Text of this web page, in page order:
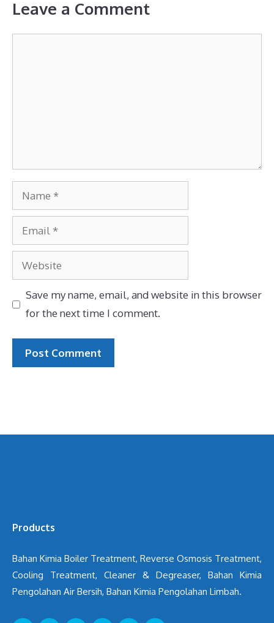
Leave a Comment
Save my name, email, and website in this browser
for the next time I comment.
Products
Bahan Kimia Boiler Treatment, Reverse Osmosis Treatment,
Cooling Treatment, Cleaner & Degreaser, Bahan Kimia
Pengolahan Air Bersih, Bahan Kimia Pengolahan Limbah.